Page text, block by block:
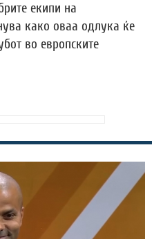
екипи на
како оваа одлука ќе
во европските